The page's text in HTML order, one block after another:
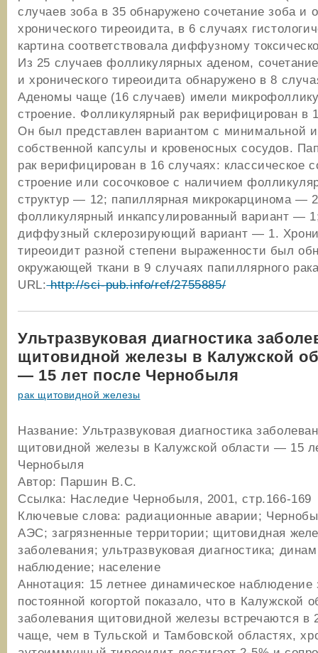
случаев зоба в 35 обнаружено сочетание зоба и
хронического тиреоидита, в 6 случаях
картина соответствовала диффузному
Из 25 случаев фолликулярных аденом,
и хронического тиреоидита обнаружено в 8
Аденомы чаще (16 случаев) имели
строение. Фолликулярный рак верифицирован в
Он был представлен вариантом с минимальной
собственной капсулы и кровеносных сосудов.
рак верифицирован в 16 случаях: классическое
строение или сосочковое с наличием
структур — 12; папиллярная микрокарцинома —
фолликулярный инкапсулированный вариант —
диффузный склерозирующий вариант — 1.
тиреоидит разной степени выраженности был
окружающей ткани в 9 случаях папиллярного
URL:http://sci-pub.info/ref/2755885/
Ультразвуковая диагностика
щитовидной железы в Калужской
— 15 лет после Чернобыля
рак щитовидной железы
Название: Ультразвуковая диагностика
щитовидной железы в Калужской области — 15
Чернобыля
Автор: Паршин В.С.
Ссылка: Наследие Чернобыля, 2001, стр.166-169
Ключевые слова: радиационные аварии;
АЭС; загрязненные территории; щитовидная
заболевания; ультразвуковая диагностика;
наблюдение; население
Аннотация: 15 летнее динамическое наблюдение
постоянной когортой показало, что в Калужской
заболевания щитовидной железы встречаются в
чаще, чем в Тульской и Тамбовской областях,